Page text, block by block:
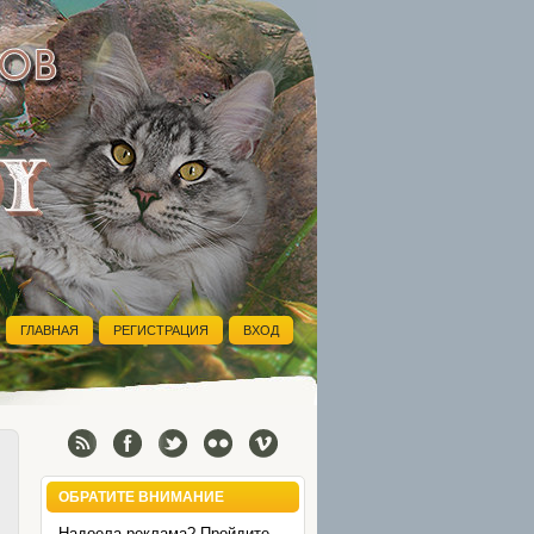
ГЛАВНАЯ РЕГИСТРАЦИЯ ВХОД
ОБРАТИТЕ ВНИМАНИЕ